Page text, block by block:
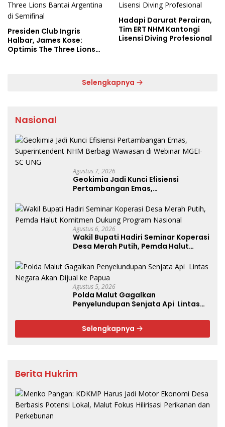
Presiden Club Ingris
Halbar, James Kose:
Optimis The Three Lions
Hadapi Darurat Perairan,
Tim ERT NHM Kantongi
Lisensi Diving Profesional
Selengkapnya
Nasional
Agustus 7, 2026
Geokimia Jadi Kunci Efisiensi
Pertambangan Emas,
Wawasan di Webinar MGEI-SC UNG
Agustus 6, 2026
Wakil Bupati Hadiri Seminar Koperasi
Desa Merah Putih, Pemda Halut
Nasional
Agustus 5, 2026
Polda Malut Gagalkan
Penyelundupan Senjata Api Lintas
Selengkapnya
Berita Hukrim